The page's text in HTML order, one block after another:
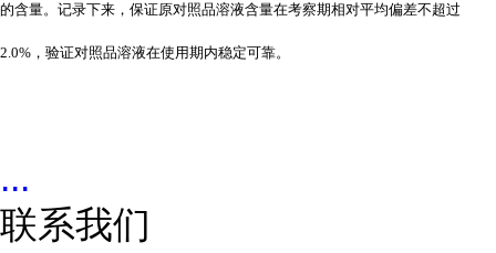
的含量。记录下来，保证原对照品溶液含量在考察期相对平均偏差不超过
2.0%，验证对照品溶液在使用期内稳定可靠。
...
联系我们